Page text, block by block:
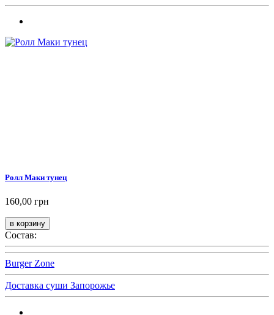
Ролл Маки тунец
160,00 грн
Состав:
Burger Zone
Доставка суши Запорожье